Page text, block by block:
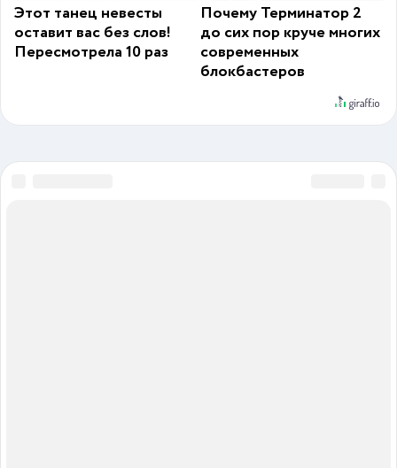
Этот танец невесты
оставит вас без слов!
Пересмотрела 10 раз
Почему Терминатор 2
до сих пор круче многих
современных
блокбастеров